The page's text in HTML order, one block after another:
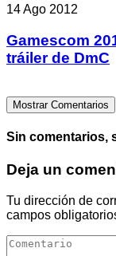
14 Ago 2012
Gamescom
tráiler de DmC
Mostrar Comentarios
Sin comentarios,
Deja un
Tu dirección de
campos